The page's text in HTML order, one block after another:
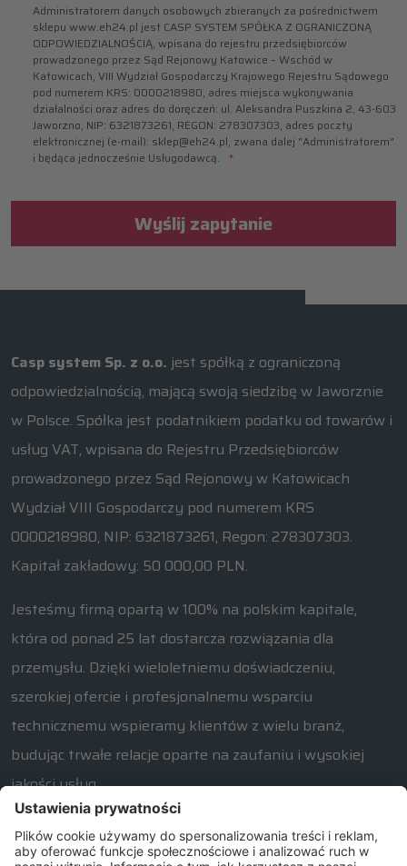
Administratorem danych osobowych zbieranych za pośrednictwem
sklepu www.eh24.pl jest CASP SYSTEM SPÓŁKA Z OGRANICZONĄ
ODPOWIEDZIALNOŚCIĄ, wpisana do rejestru przedsiębiorców
prowadzonego przez Sąd Rejonowy Katowice – Wschód w
Katowicach, VIII Wydział Gospodarczy Krajowego Rejestru Sądowego
pod numerem KRS: 0000218980, adres miejsca wykonywania
działalności oraz adres do doręczeń: ul. Aleksandra Puszkina 2, 43-603
Jaworzno, NIP: 6321873261, REGON: 278307303, adres poczty
elektronicznej (e-mail): sklep@eh24.pl, zwana dalej "Administratorem"
i będąca jednocześnie Usługodawcą.
Wyślij zapytanie
Casp system Sp. z o.o. jest spółką z ograniczoną
odpowiedzialnością, mającą swoją siedzibę w Jaworznie
w Polsce. Spółka jest podatnikiem podatku od towarów i
usług VAT, wpisana do Rejestru Przedsiębiorców
prowadzonego przez Sąd Rejonowy w Katowicach
Wydział VIII Gospodarczy pod numerem KRS
0000218980, NIP: 6321873261, Regon: 278307303.
Kapitał zakładowy: 50 000,00 PLN.
Jesteśmy firmą opartą w 100% na polskim kapitale,
która od ponad 25 lat dostarcza rozwiązania dla
przemysłu. Dzięki wieloletniemu doświadczeniu,
szerokiej ofercie i profesjonalnemu wsparciu
technicznemu wspieramy klientów z wielu branż,
budując trwałe relacje oparte na zaufaniu i wysokiej
jakości usług.
W razie jakichkolwiek pytań związanych z naszą ofertą
prosimy o kontakt od poniedziałku do piątku w